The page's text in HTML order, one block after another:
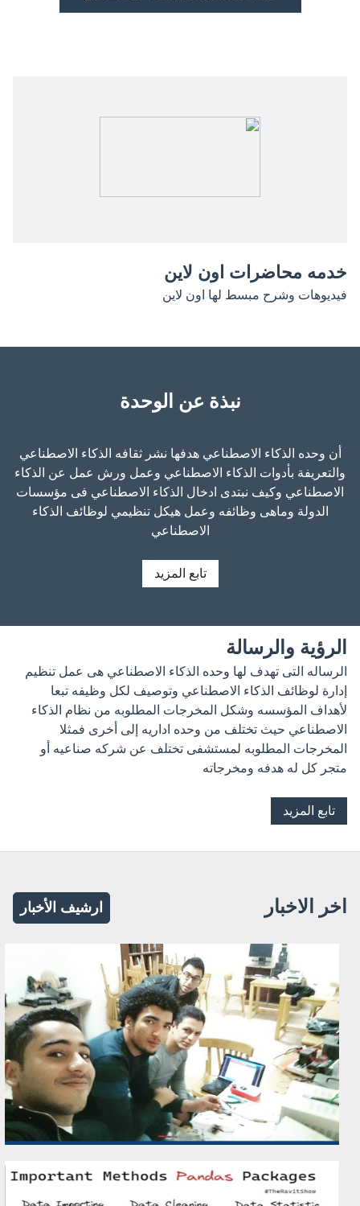
خدمه محاضرات اون لاين
فيديوهات وشرح مبسط لها اون لاين
نبذة عن الوحدة
أن وحده الذكاء الاصطناعي هدفها نشر ثقافه الذكاء الاصطناعي
والتعريفة بأدوات الذكاء الاصطناعي وعمل ورش عمل عن الذكاء
الاصطناعي وكيف نبتدى ادخال الذكاء الاصطناعي فى مؤسسات
الدولة وماهى وظائفه وعمل هيكل تنظيمي لوظائف الذكاء
الاصطناعي
تابع المزيد
الرؤية والرسالة
الرساله التى تهدف لها وحده الذكاء الاصطناعي هى عمل تنظيم
إدارة لوظائف الذكاء الاصطناعي وتوصيف لكل وظيفه تبعا
لأهداف المؤسسه وشكل المخرجات المطلوبه من نظام الذكاء
الاصطناعي حيث تختلف من وحده اداريه إلى أخرى فمثلا
المخرجات المطلوبه لمستشفى تختلف عن شركه صناعيه أو
متجر كل له هدفه ومخرجاته
تابع المزيد
اخر الاخبار ارشيف الأخبار